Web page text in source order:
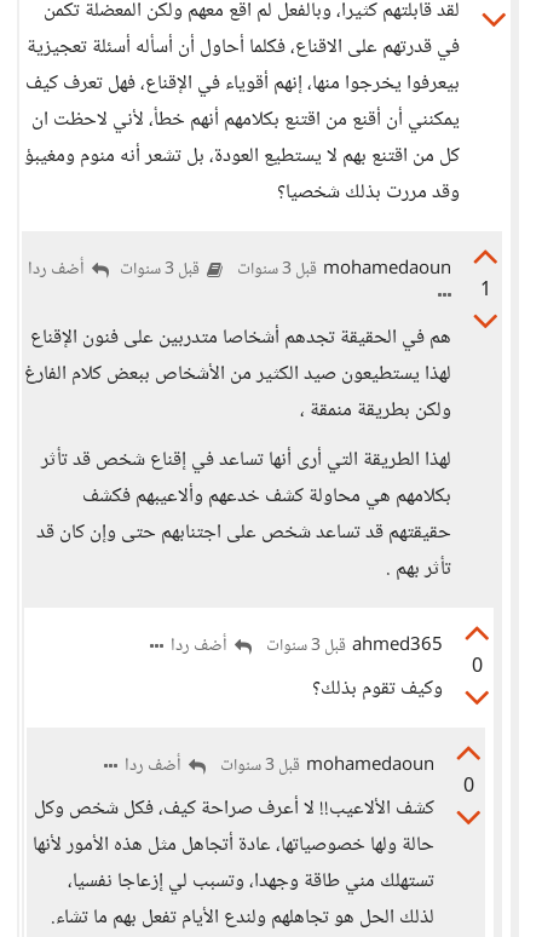
لقد قابلتهم كثيرا، وبالفعل لم اقع معهم ولكن المعضلة تكمن
في قدرتهم على الاقناع، فكلما أحاول أن أسأله أسئلة تعجيزية
بيعرفوا يخرجوا منها، إنهم أقوياء في الإقناع، فهل تعرف كيف
يمكنني أن أقنع من اقتنع بكلامهم أنهم خطأ، لأني لاحظت ان
كل من اقتنع بهم لا يستطيع العودة، بل تشعر أنه منوم ومغيبؤ
وقد مررت بذلك شخصيا؟
1
mohamedaoun قبل 3 سنوات قبل 3 سنوات أضف ردا
هم في الحقيقة تجدهم أشخاصا متدربين على فنون الإقناع
لهذا يستطيعون صيد الكثير من الأشخاص ببعض كلام الفارغ
ولكن بطريقة منمقة ،
لهذا الطريقة التي أرى أنها تساعد في إقناع شخص قد تأثر
بكلامهم هي محاولة كشف خدعهم وألاعيبهم فكشف
حقيقتهم قد تساعد شخص على اجتنابهم حتى وإن كان قد
تأثر بهم .
0
ahmed365 قبل 3 سنوات أضف ردا
وكيف تقوم بذلك؟
0
mohamedaoun قبل 3 سنوات أضف ردا
كشف الألاعيب!! لا أعرف صراحة كيف، فكل شخص وكل
حالة ولها خصوصياتها، عادة أتجاهل مثل هذه الأمور لأنها
تستهلك مني طاقة وجهدا، وتسبب لي إزعاجا نفسيا،
لذلك الحل هو تجاهلهم ولندع الأيام تفعل بهم ما تشاء.